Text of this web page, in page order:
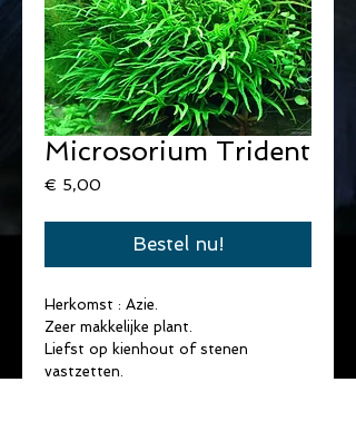
Microsorium Trident
€ 5,00
Bestel nu!
Herkomst : Azie.
Zeer makkelijke plant.
Liefst op kienhout of stenen
vastzetten.